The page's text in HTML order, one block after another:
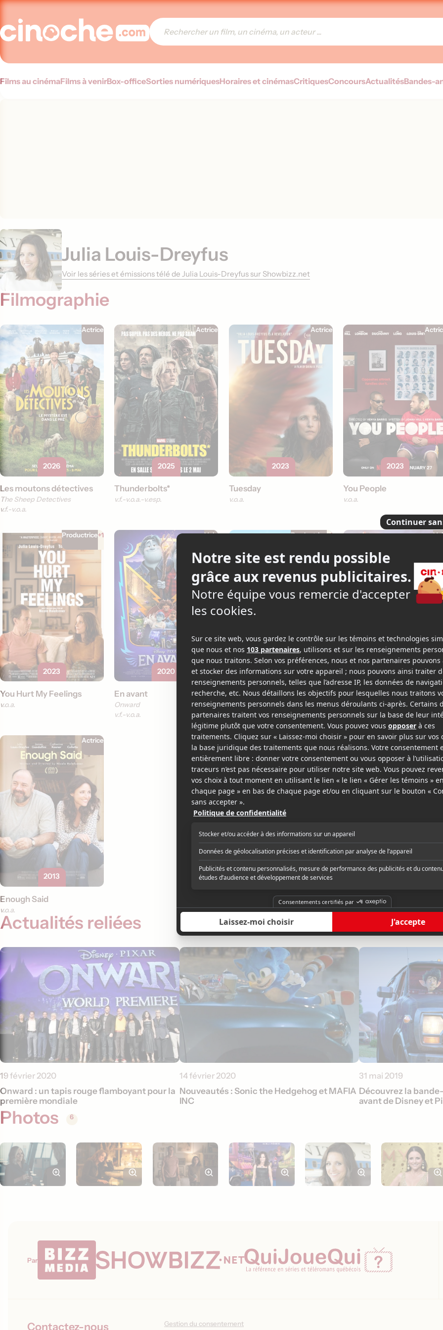
Films au cinémaFilms à venirBox-officeSorties numériquesHoraires et cinémasCritiquesConcoursActualitésBandes-
Julia Louis-Dreyfus
Voir les séries et émissions télé de Julia Louis-Dreyfus sur Showbizz.net
Filmographie
Actrice
2026
Les moutons détectives
The Sheep Detectives
v.f. v.o.a.
Actrice
2025
Thunderbolts*
v.f. v.o.a. v.esp.
Actrice
2023
Tuesday
v.o.a.
2023
You People
v.o.a.
Productrice+1
2023
You Hurt My Feelings
v.o.a.
Voix
2020
En avant
Onward
v.f. v.o.a.
Productrice+1
2020
Downhill
v.o.a.
2013
Les avions
Planes
v.f. v.o.a.
Actrice
2013
Enough Said
v.o.a.
Actualités reliées
19 février 2020
Onward : un tapis rouge flamboyant pour la
première mondiale
14 février 2020
Nouveautés : Sonic the Hedgehog et MAFIA
INC
31 mai 2019
Découvrez la
avant de Disney et
Photos 6
Par
Contactez-nous
Gestion du consentement